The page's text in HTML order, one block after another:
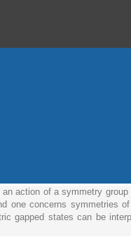
action of a symmetry
one concerns symmetries
gapped states can be